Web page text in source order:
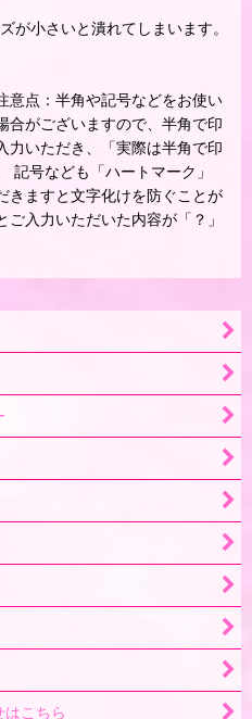
が小さいと潰れてしまいます。
意点：半角や記号などをお使い
合がございますので、半角で印
力いただき、「実際は半角で印
記号なども「ハートマーク」
きますと文字化けを防ぐことが
入力いただいた内容が「？」
こちら